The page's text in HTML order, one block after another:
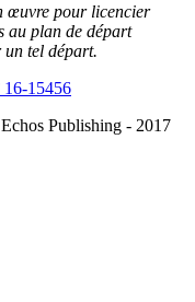
œuvre pour licencier
au plan de départ
un tel départ.
16-15456
Publishing - 2017